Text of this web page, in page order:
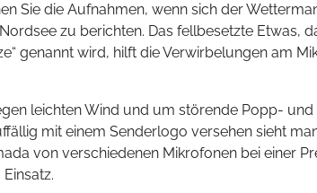
Sie die Aufnahmen, wenn sich der
zu berichten. Das fellbesetzte Etwas,
genannt wird, hilft die Verwirbelungen am
leichten Wind und um störende Popp-
mit einem Senderlogo versehen sieht
von verschiedenen Mikrofonen bei einer